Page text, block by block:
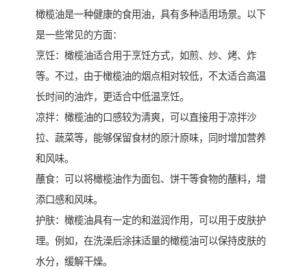
橄榄油是一种健康的食用油，具有多种适用场景。以下
是一些常见的方面：
烹饪：橄榄油适合用于烹饪方式，如煎、炒、烤、炸
等。不过，由于橄榄油的烟点相对较低，不太适合高温
长时间的油炸，更适合中低温烹饪。
凉拌：橄榄油的口感较为清爽，可以直接用于凉拌沙
拉、蔬菜等，能够保留食材的原汁原味，同时增加营养
和风味。
蘸食：可以将橄榄油作为面包、饼干等食物的蘸料，增
添口感和风味。
护肤：橄榄油具有一定的和滋润作用，可以用于皮肤护
理。例如，在洗澡后涂抹适量的橄榄油可以保持皮肤的
水分，缓解干燥。